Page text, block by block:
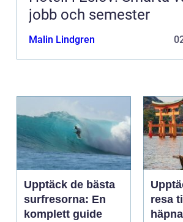
jobb och semester
Malin Lindgren
Upptäck de bästa
surfresorna: En
komplett guide
resa